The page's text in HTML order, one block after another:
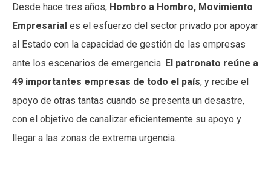
Desde hace tres años, Hombro a Hombro, Movimiento
Empresarial es el esfuerzo del sector privado por apoyar
al Estado con la capacidad de gestión de las empresas
ante los escenarios de emergencia. El patronato reúne a
49 importantes empresas de todo el país, y recibe el
apoyo de otras tantas cuando se presenta un desastre,
con el objetivo de canalizar eficientemente su apoyo y
llegar a las zonas de extrema urgencia.